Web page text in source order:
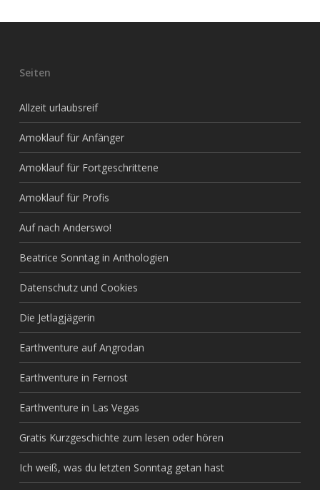
Seiten
Allzeit urlaubsreif
Amoklauf für Anfänger
Amoklauf für Fortgeschrittene
Amoklauf für Profis
Auf nach Anderswo!
Beatrice Sonntag in Anthologien
Datenschutz und Cookies
Die Jetlagjägerin
Earthventure auf Angrodan
Earthventure in Fernost
Earthventure in Las Vegas
Gratis Kurzgeschichte zum lesen oder hören
Ich weiß, was du letzten Sonntag getan hast